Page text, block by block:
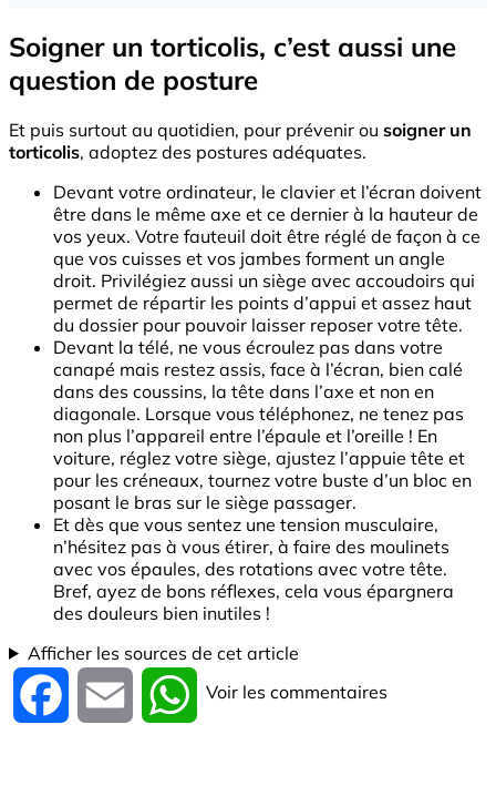
Soigner un torticolis, c’est aussi une
question de posture
Et puis surtout au quotidien, pour prévenir ou soigner un
torticolis, adoptez des postures adéquates.
Devant votre ordinateur, le clavier et l’écran doivent
être dans le même axe et ce dernier à la hauteur de
vos yeux. Votre fauteuil doit être réglé de façon à ce
que vos cuisses et vos jambes forment un angle
droit. Privilégiez aussi un siège avec accoudoirs qui
permet de répartir les points d’appui et assez haut
du dossier pour pouvoir laisser reposer votre tête.
Devant la télé, ne vous écroulez pas dans votre
canapé mais restez assis, face à l’écran, bien calé
dans des coussins, la tête dans l’axe et non en
diagonale. Lorsque vous téléphonez, ne tenez pas
non plus l’appareil entre l’épaule et l’oreille ! En
voiture, réglez votre siège, ajustez l’appuie tête et
pour les créneaux, tournez votre buste d’un bloc en
posant le bras sur le siège passager.
Et dès que vous sentez une tension musculaire,
n’hésitez pas à vous étirer, à faire des moulinets
avec vos épaules, des rotations avec votre tête.
Bref, ayez de bons réflexes, cela vous épargnera
des douleurs bien inutiles !
Afficher les sources de cet article
Facebook Email WhatsApp
Voir les commentaires